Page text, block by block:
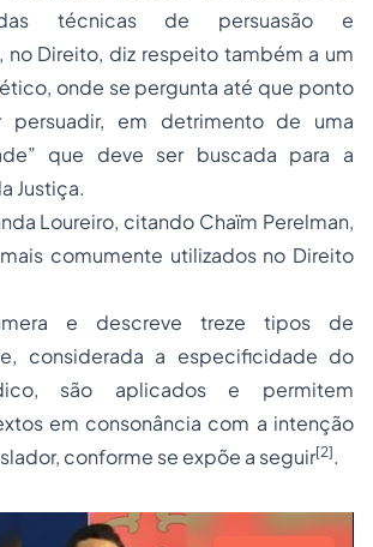
técnicas de persuasão e
no Direito, diz respeito também a um
onde se pergunta até que ponto
persuadir, em detrimento de uma
que deve ser buscada para a
Justiça.
Loureiro, citando Chaïm Perelman,
comumente utilizados no Direito
e descreve treze tipos de
considerada a especificidade do
são aplicados e permitem
em consonância com a intenção
conforme se expõe a seguir[2].